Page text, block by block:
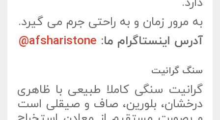
به مرور زمان و به راحتی جرم می گیرد.
آدرس اینستاگرام ما: afsharistone@
سنگ گرانیت
گرانیت سنگی کاملا طبیعی با ظاهری
درخشان، بلورین، صاف و صیقلی است